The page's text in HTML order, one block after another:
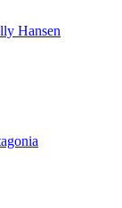
Hansen